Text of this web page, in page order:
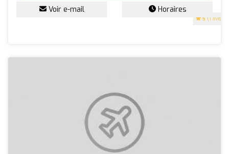
5 (1 avis)
Voir e-mail Horaires